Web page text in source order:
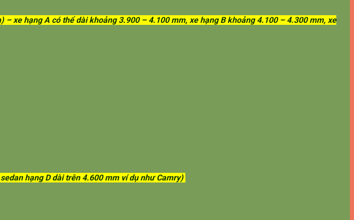
– xe hạng A có thể dài khoảng 3.900 – 4.100 mm, xe hạng B khoảng 4.100 – 4.300 mm, xe
hạng D dài trên 4.600 mm ví dụ như Camry)